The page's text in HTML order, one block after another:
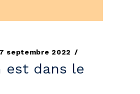
septembre 2022
est dans le